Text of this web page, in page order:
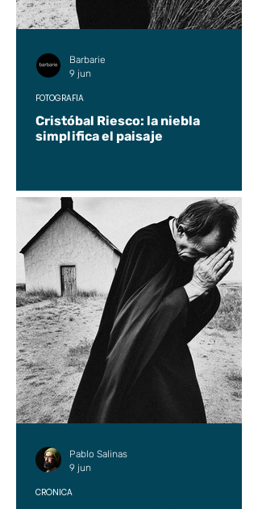
Cristóbal Riesco: la niebla
simplifica el paisaje
FOTOGRAFÍA
Barbarie
9 jun
CRÓNICA
Pablo Salinas
9 jun